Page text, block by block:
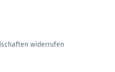
widerrufen